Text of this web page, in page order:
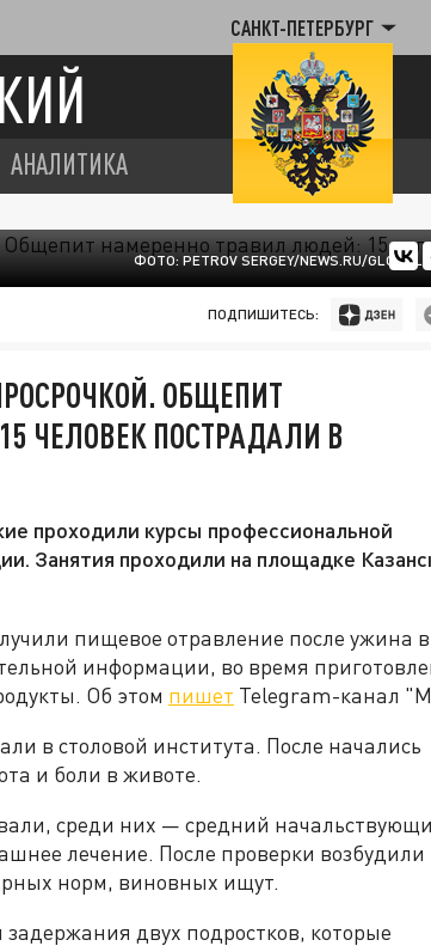
САНКТ-ПЕТЕРБУРГ
АНАЛИТИКА
ФОТО: PETROV SERGEY/NEWS.RU/
ПОДПИШИТЕСЬ:
ОБЩЕПИТ
ЧЕЛОВЕК ПОСТРАДАЛИ В
проходили курсы профессиональной
Занятия проходили на площадке
пищевое отравление после ужина в
информации, во время
Об этом пишет Telegram-канал
в столовой института. После начались
и боли в животе.
среди них — средний
лечение. После проверки возбудили
норм, виновных ищут.
двух подростков, которые